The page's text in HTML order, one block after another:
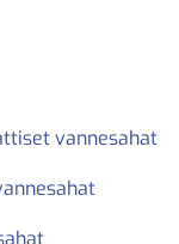
vannesahat